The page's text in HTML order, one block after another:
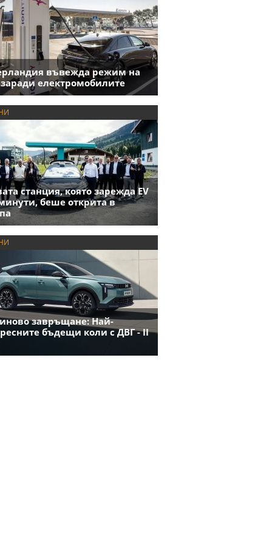
въвежда режим на
заради електромобилите
станция, която зарежда EV
беше открита в
завръщане: Най-
бъдещи коли с ДВГ - II